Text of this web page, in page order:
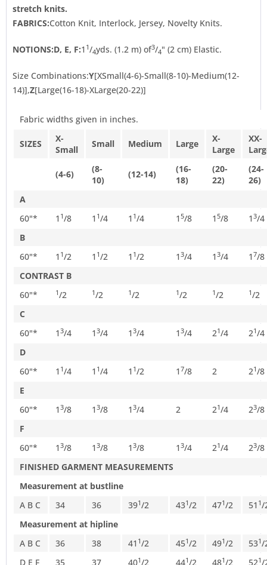
stretch knits.
FABRICS:Cotton Knit, Interlock, Jersey, Novelty Knits.
NOTIONS:D, E, F:1 1/4yds. (1.2 m) of3/4" (2 cm) Elastic.
Size Combinations:Y[XSmall(4-6)-Small(8-10)-Medium(12-
14)],Z[Large(16-18)-XLarge(20-22)]
Fabric widths given in inches.
SIZES
X-
Small
Small Medium Large
X-
Large
XX-
(4-6)
(8-
10)
(12-14)
(16-
18)
(20-
22)
(24-
26)
A
60"*
1 1/8 1 1/4 1 1/4 1 5/8 1 5/8 1 3/4
B
60"*
1 1/2 1 1/2 1 1/2 1 3/4 1 3/4 1 7/8
CONTRAST B
60"*
1/2 1/2 1/2 1/2 1/2 1/2
C
60"*
1 3/4 1 3/4 1 3/4 1 3/4 21/4 21/4
D
60"*
1 1/4 1 1/4 1 1/2 1 7/8 2 21/8
E
60"*
1 3/8 1 3/8 1 3/4 2 21/4 23/8
F
60"*
1 3/8 1 3/8 1 3/8 1 3/4 21/4 23/8
FINISHED GARMENT MEASUREMENTS
Measurement at bustline
A B C
34 36 391/2 431/2 471/2 51 1/
Measurement at hipline
A B C
36 38 41 1/2 451/2 491/2 531/
D E F
35 37 401/2 441/2 481/2 521/